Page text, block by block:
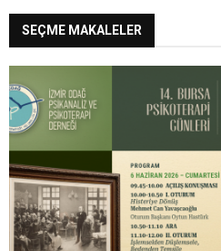
h
f
o
r
:
SEÇME MAKALELER